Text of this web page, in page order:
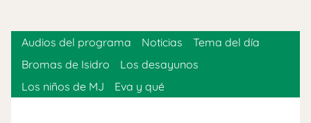
Audios del programa Noticias
Tema del día
Bromas de Isidro
Los desayunos
Los niños de MJ
Eva y qué